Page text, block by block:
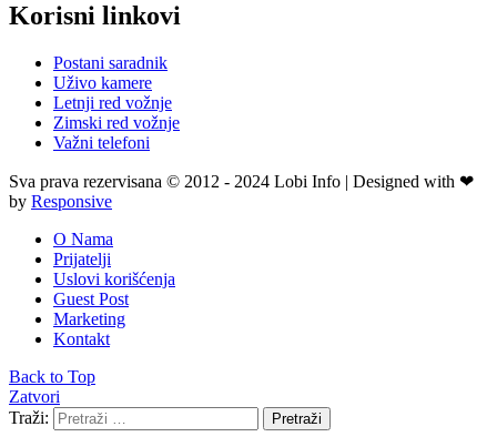
Korisni linkovi
Postani saradnik
Uživo kamere
Letnji red vožnje
Zimski red vožnje
Važni telefoni
Sva prava rezervisana © 2012 - 2024 Lobi Info | Designed with ❤
by Responsive
O Nama
Prijatelji
Uslovi korišćenja
Guest Post
Marketing
Kontakt
Back to Top
Zatvori
Traži:
Pretraži